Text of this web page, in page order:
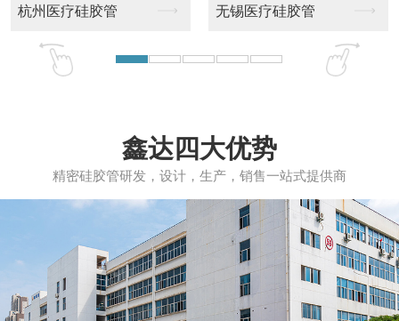
薄壁硅胶管 耐压硅胶管
鑫达四大优势
精密硅胶管研发，设计，生产，销售一站式提供商